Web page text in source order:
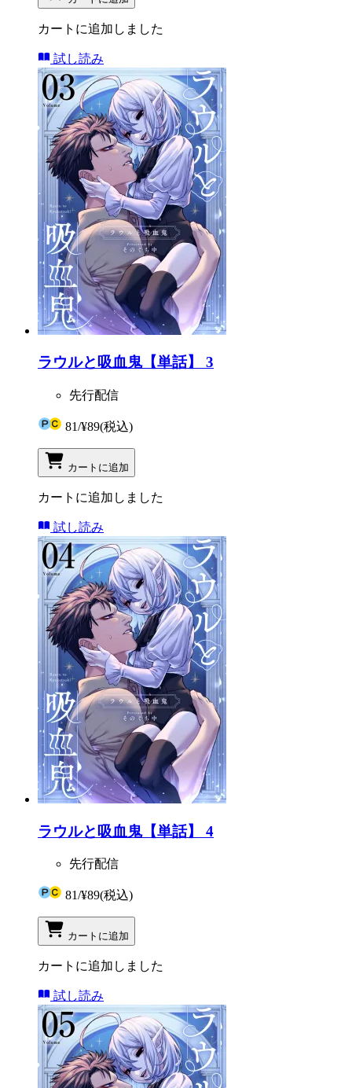
カートに追加しました
試し読み
ラウルと吸血鬼【単話】 3
先行配信
81/¥89(税込)
カートに追加
カートに追加しました
試し読み
ラウルと吸血鬼【単話】 4
先行配信
81/¥89(税込)
カートに追加
カートに追加しました
試し読み